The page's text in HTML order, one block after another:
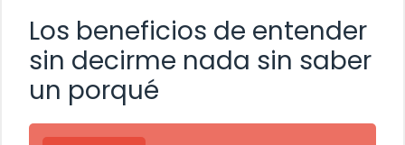
Los beneficios de entender
sin decirme nada sin saber
un porqué